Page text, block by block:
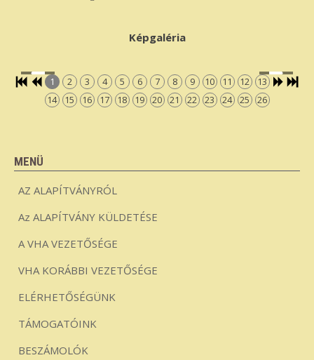
Képgaléria
1 2 3 4 5 6 7 8 9 10 11 12
13
14
15 16 17 18 19 20 21 22 23 24 25 26
MENÜ
AZ ALAPÍTVÁNYRÓL
Az ALAPÍTVÁNY KÜLDETÉSE
A VHA VEZETŐSÉGE
VHA KORÁBBI VEZETŐSÉGE
ELÉRHETŐSÉGÜNK
TÁMOGATÓINK
BESZÁMOLÓK